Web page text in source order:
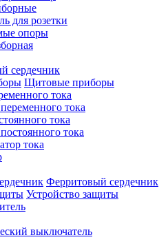
для розетки
опоры
сердечник
Щитовые приборы
тока
тока
тока
тока
тока
Ферритовый сердечник
Устройство защиты
выключатель